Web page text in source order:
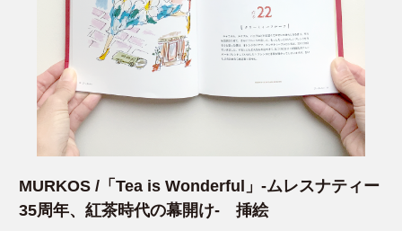
MURKOS /「Tea is Wonderful」-ムレスナティー
35周年、紅茶時代の幕開け- 挿絵